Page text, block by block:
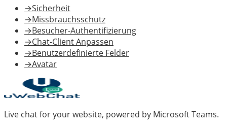
→Sicherheit
→Missbrauchsschutz
→Besucher-Authentifizierung
→Chat-Client Anpassen
→Benutzerdefinierte Felder
→Avatar
Live chat for your website, powered by Microsoft Teams.